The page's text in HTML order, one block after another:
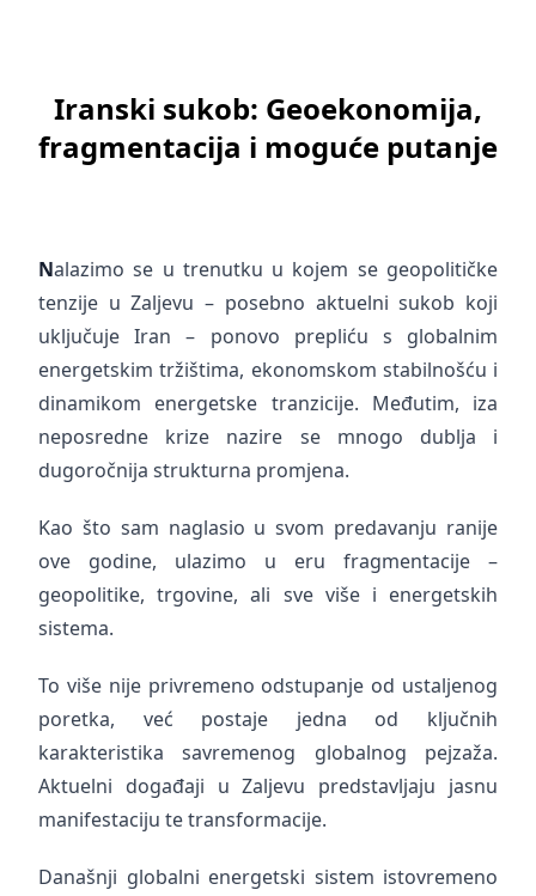
Iranski sukob: Geoekonomija,
fragmentacija i moguće putanje
Nalazimo se u trenutku u kojem se geopolitičke
tenzije u Zaljevu – posebno aktuelni sukob koji
uključuje Iran – ponovo prepliću s globalnim
energetskim tržištima, ekonomskom stabilnošću i
dinamikom energetske tranzicije. Međutim, iza
neposredne krize nazire se mnogo dublja i
dugoročnija strukturna promjena.
Kao što sam naglasio u svom predavanju ranije
ove godine, ulazimo u eru fragmentacije –
geopolitike, trgovine, ali sve više i energetskih
sistema.
To više nije privremeno odstupanje od ustaljenog
poretka, već postaje jedna od ključnih
karakteristika savremenog globalnog pejzaža.
Aktuelni događaji u Zaljevu predstavljaju jasnu
manifestaciju te transformacije.
Današnji globalni energetski sistem istovremeno